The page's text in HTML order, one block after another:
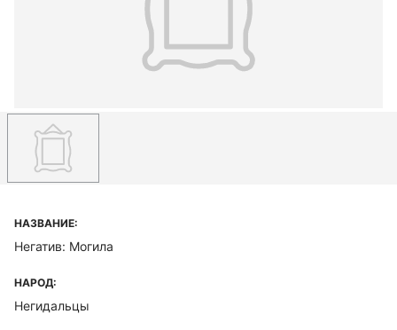
НАЗВАНИЕ:
Негатив: Могила
НАРОД:
Негидальцы